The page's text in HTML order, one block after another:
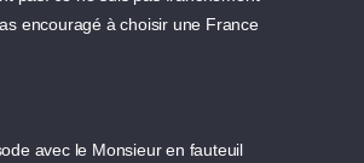
encouragé à choisir une France
avec le Monsieur en fauteuil